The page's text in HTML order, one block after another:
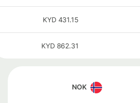
431.15
KYD
862.31
KYD
NOK